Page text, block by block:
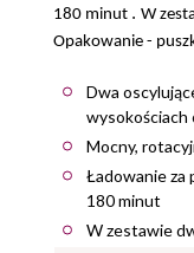
180 minut . W
Opakowanie -
Dwa
wysokościach
Mocny,
Ładowanie za
180 minut
W zestawie